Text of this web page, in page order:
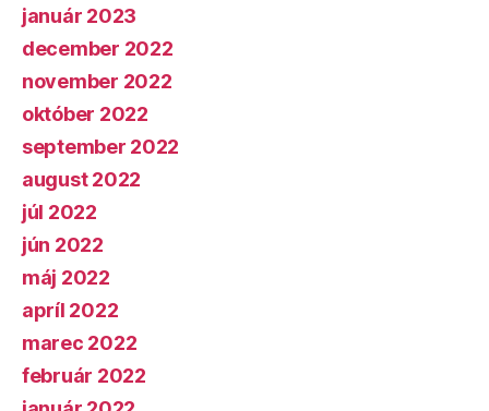
január 2023
december 2022
november 2022
október 2022
september 2022
august 2022
júl 2022
jún 2022
máj 2022
apríl 2022
marec 2022
február 2022